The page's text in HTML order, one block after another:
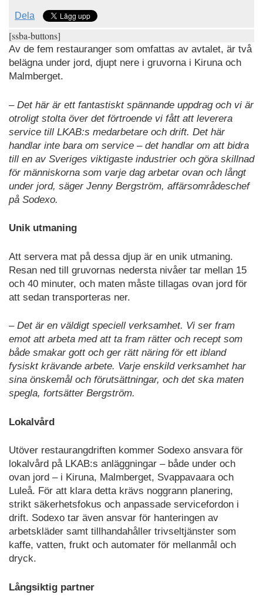
Dela
[ssba-buttons]
Av de fem restauranger som omfattas av avtalet, är två
belägna under jord, djupt nere i gruvorna i Kiruna och
Malmberget.
– Det här är ett fantastiskt spännande uppdrag och vi är
otroligt stolta över det förtroende vi fått att leverera
service till LKAB:s medarbetare och drift. Det här
handlar inte bara om service – det handlar om att bidra
till en av Sveriges viktigaste industrier och göra skillnad
för människorna som varje dag arbetar ovan och långt
under jord, säger Jenny Bergström, affärsområdeschef
på Sodexo.
Unik utmaning
Att servera mat på dessa djup är en unik utmaning.
Resan ned till gruvornas nedersta nivåer tar mellan 15
och 40 minuter, och maten måste tillagas ovan jord för
att sedan transporteras ner.
– Det är en väldigt speciell verksamhet. Vi ser fram
emot att arbeta med att ta fram rätter och recept som
både smakar gott och ger rätt näring för ett ibland
fysiskt krävande arbete. Varje enskild verksamhet har
sina önskemål och förutsättningar, och det ska maten
spegla, fortsätter Bergström.
Lokalvård
Utöver restaurangdriften kommer Sodexo ansvara för
lokalvård på LKAB:s anläggningar – både under och
ovan jord – i Kiruna, Malmberget, Svappavaara och
Luleå. För att klara detta krävs noggrann planering,
strikt säkerhetsfokus och anpassade servicefordon i
drift. Sodexo tar även ansvar för hanteringen av
arbetskläder samt tillhandahåller trivseltjänster som
kaffe, vatten, frukt och automater för mellanmål och
dryck.
Långsiktig partner